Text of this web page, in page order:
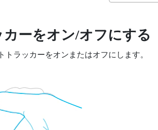
ーをオン/オフにする
トラッカーをオンまたはオフにします。